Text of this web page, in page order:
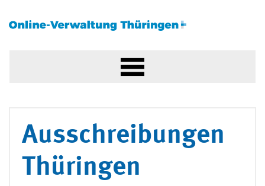
Ausschreibungen
Thüringen